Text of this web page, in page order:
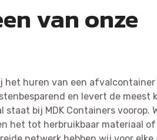
van onze
het huren van een afvalcontainer
en levert de meest
bij MDK Containers voorop.
het tot herbruikbaar materiaal of